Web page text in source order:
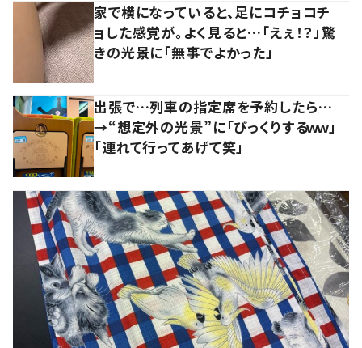
家で横になっていると、足にコチョコチ
ョした感覚が。よく見ると…「えぇ！？」驚
きの光景に「無事でよかった」
出張で…列車の指定席を予約したら…
→“想定外の光景”に「びっくりするｗｗ」
「連れて行ってあげて笑」